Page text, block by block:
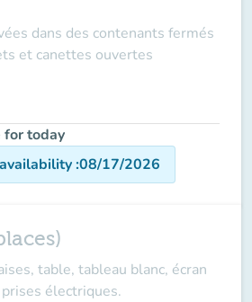
dans des contenants fermés
et canettes ouvertes
for today
:08/17/2026
table, tableau blanc, écran
électriques.